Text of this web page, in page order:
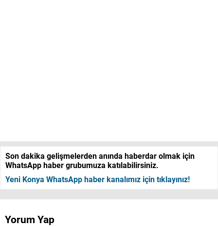
Son dakika gelişmelerden anında haberdar olmak için
WhatsApp haber grubumuza katılabilirsiniz.
Yeni Konya WhatsApp haber kanalımız için tıklayınız!
Yorum Yap